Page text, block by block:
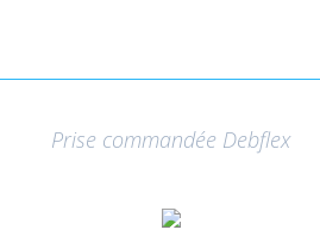
Prise commandée Debflex